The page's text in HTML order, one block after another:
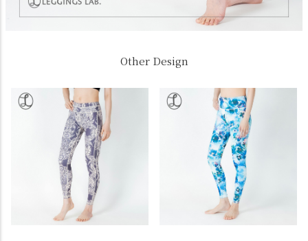
Other Design